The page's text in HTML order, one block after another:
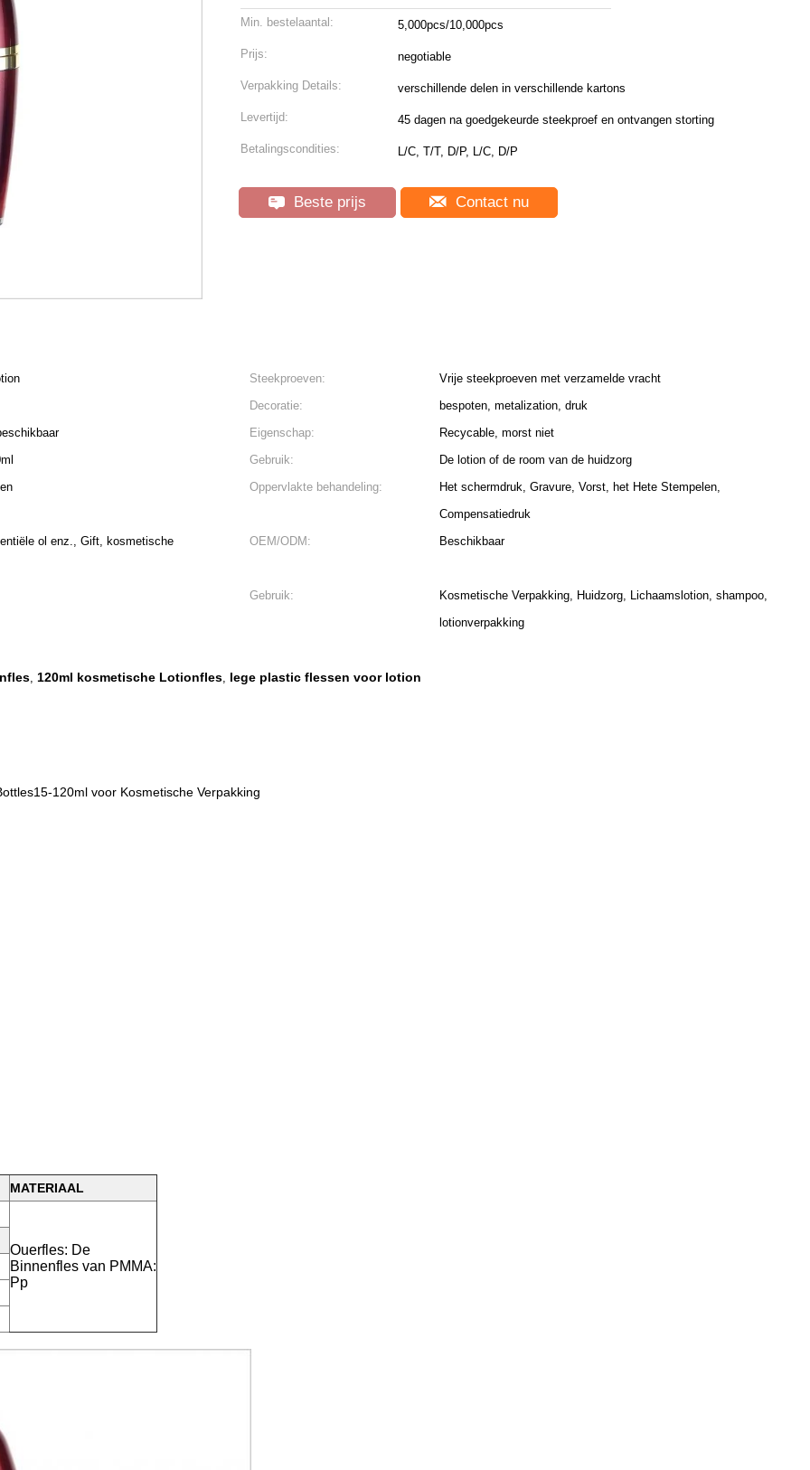
Min. bestelaantal: 5,000pcs/10,000pcs
Prijs: negotiable
Verpakking Details: verschillende delen in verschillende kartons
Levertijd: 45 dagen na goedgekeurde steekproef en ontvangen storting
Betalingscondities: L/C, T/T, D/P, L/C, D/P
Beste prijs Contact nu
Steekproeven:
Vrije steekproeven met verzamelde vracht
Decoratie:
bespoten, metalization, druk
Eigenschap:
Recycable, morst niet
Gebruik:
De lotion of de room van de huidzorg
Oppervlakte behandeling:
Het schermdruk, Gravure, Vorst, het Hete Stempelen,
Compensatiedruk
ol enz., Gift, kosmetische
OEM/ODM: Beschikbaar
Gebruik:
Kosmetische Verpakking, Huidzorg, Lichaamslotion, shampoo,
lotionverpakking
, 120ml kosmetische Lotionfles, lege plastic flessen voor lotion
120ml voor Kosmetische Verpakking
MATERIAAL
Ouerfles: De
Binnenfles van PMMA:
Pp